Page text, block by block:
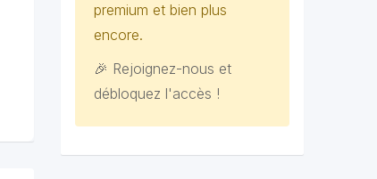
premium et bien plus
encore.
🎉 Rejoignez-nous et
débloquez l'accès !